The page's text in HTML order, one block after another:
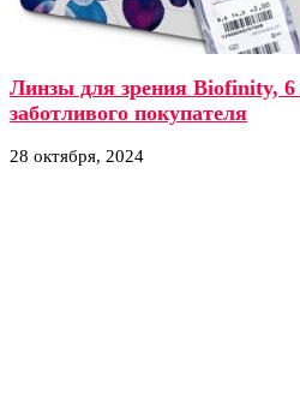
Линзы для зрения Biofinity,
заботливого покупателя
28 октября, 2024